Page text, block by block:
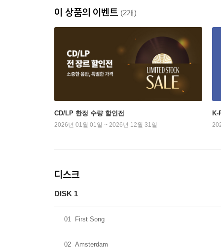
이 상품의 이벤트 (2개)
CD/LP 한정 수량 할인전
2026년 01월 01일 ~ 2026년 12월 31일
K-
디스크
DISK 1
01 First Song
02 Amsterdam